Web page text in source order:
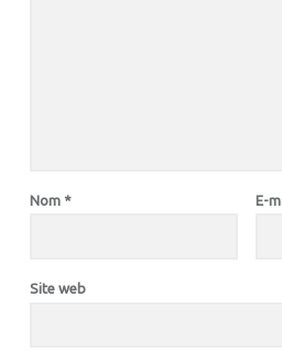
Nom * E-
Site web